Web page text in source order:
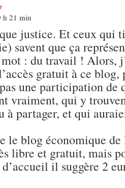
h 21 min
que justice. Et ceux qui
savent que ça
: du travail ! Alors,
gratuit à ce blog,
une participation de
vraiment, qui y
à partager, et qui
le blog économique
libre et gratuit, mais
il suggère 2